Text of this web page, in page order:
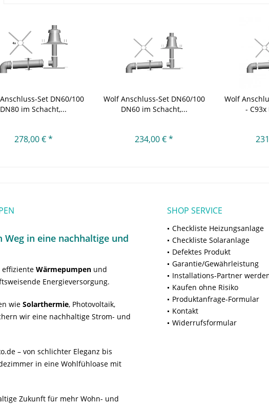
Set DN60/100
DN80 im Schacht,...
278,00 € *
Wolf Anschluss-Set DN60/100
DN60 im Schacht,...
234,00 € *
Wolf
-
in eine nachhaltige und
effiziente Wärmepumpen und
Energieversorgung.
wie Solarthermie, Photovoltaik,
wir eine nachhaltige Strom- und
– von schlichter Eleganz bis
in eine Wohlfühloase mit
Zukunft für mehr Wohn- und
SHOP SERVICE
Checkliste Heizungsanlage
Checkliste Solaranlage
Defektes Produkt
Garantie/Gewährleistung
Installations-Partner
Kaufen ohne Risiko
Produktanfrage-Formular
Kontakt
Widerrufsformular